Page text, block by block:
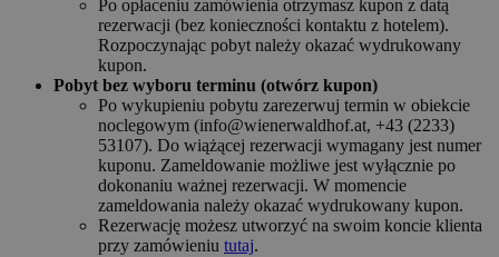
Po opłaceniu zamówienia otrzymasz kupon z datą
rezerwacji (bez konieczności kontaktu z hotelem).
Rozpoczynając pobyt należy okazać wydrukowany
kupon.
Pobyt bez wyboru terminu (otwórz kupon)
Po wykupieniu pobytu zarezerwuj termin w obiekcie
noclegowym (info@wienerwaldhof.at, +43 (2233)
53107). Do wiążącej rezerwacji wymagany jest numer
kuponu. Zameldowanie możliwe jest wyłącznie po
dokonaniu ważnej rezerwacji. W momencie
zameldowania należy okazać wydrukowany kupon.
Rezerwację możesz utworzyć na swoim koncie klienta
przy zamówieniu tutaj.